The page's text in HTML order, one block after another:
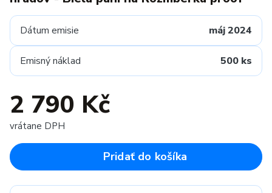
Dátum emisie máj 2024
Emisný náklad 500 ks
2 790 Kč
vrátane DPH
Pridať do košíka